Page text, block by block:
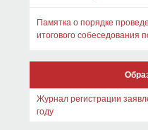
Памятка о порядке
итогового собеседования
Журнал регистрации
году